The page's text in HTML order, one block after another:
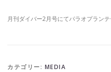
月刊ダイバー2月号にてパラオプラン
カテゴリー: MEDIA